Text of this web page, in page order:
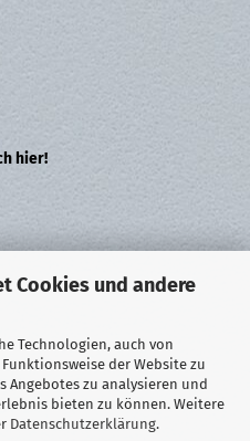
Cookies und andere
Technologien, auch von
der Website zu
Angebotes zu analysieren und
bieten zu können. Weitere
Datenschutzerklärung.
hier!